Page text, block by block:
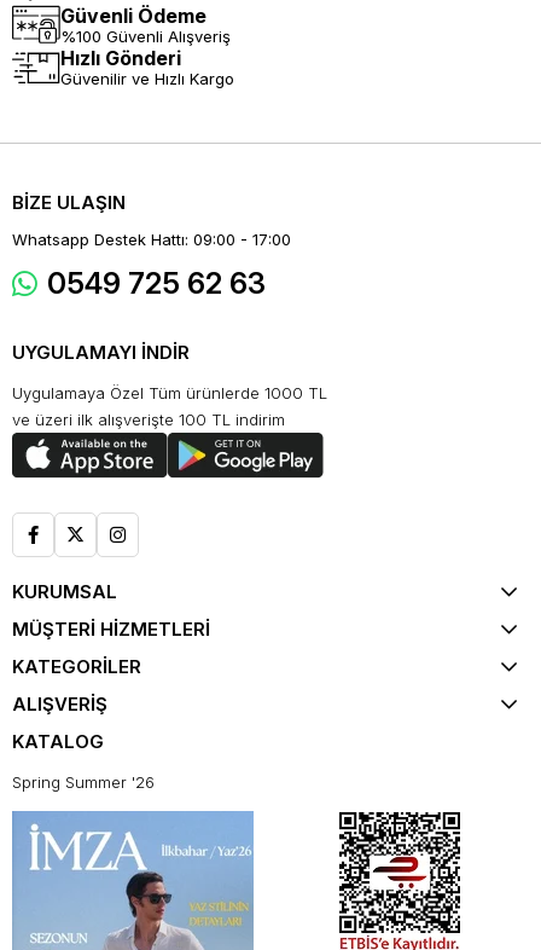
Güvenli Ödeme
%100 Güvenli Alışveriş
Hızlı Gönderi
Güvenilir ve Hızlı Kargo
BİZE ULAŞIN
Whatsapp Destek Hattı: 09:00 - 17:00
0549 725 62 63
UYGULAMAYI İNDİR
Uygulamaya Özel Tüm ürünlerde 1000 TL
ve üzeri ilk alışverişte 100 TL indirim
KURUMSAL
MÜŞTERİ HİZMETLERİ
KATEGORİLER
ALIŞVERİŞ
KATALOG
Spring Summer '26